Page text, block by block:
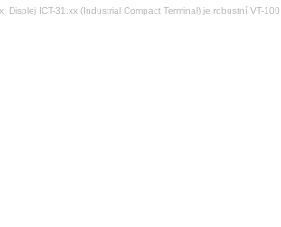
Displej ICT-31.xx (Industrial Compact Terminal) je robustní VT-